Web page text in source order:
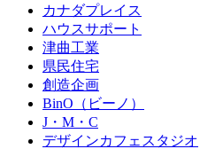
カナダプレイス
ハウスサポート
津曲工業
県民住宅
創造企画
BinO（ビーノ）
J・M・C
デザインカフェスタジオ